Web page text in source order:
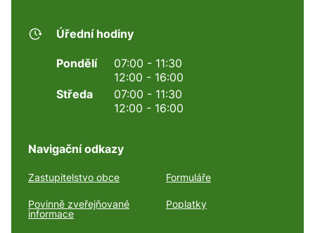
Úřední hodiny
Pondělí
07:00 - 11:30
12:00 - 16:00
Středa
07:00 - 11:30
12:00 - 16:00
Navigační odkazy
Zastupitelstvo obce Formuláře
Povinně zveřejňované
informace
Poplatky